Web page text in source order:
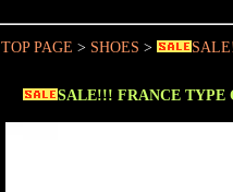
TOP PAGE > SHOES >
SALE!!! FRANCE TYPE